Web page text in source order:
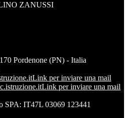
ZANUSSI
Pordenone (PN) - Italia
Link per inviare una mail
Link per inviare una mail
SPA: IT47L 03069 123441